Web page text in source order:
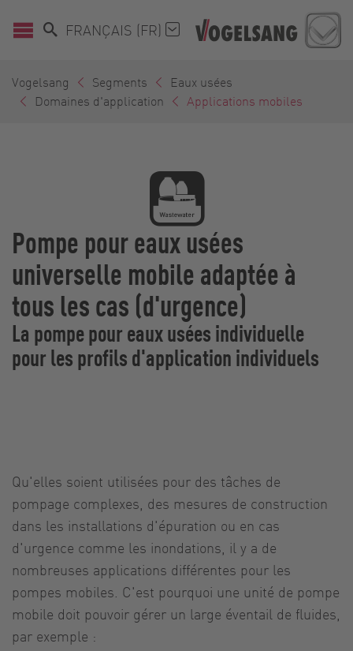
FRANÇAIS (FR)
Vogelsang Segments
Eaux usées
Domaines d'application
Applications mobiles
Pompe pour eaux usées
universelle mobile adaptée à
tous les cas (d'urgence)
La pompe pour eaux usées individuelle
pour les profils d'application individuels
Qu'elles soient utilisées pour des tâches de
pompage complexes, des mesures de construction
dans les installations d'épuration ou en cas
d'urgence comme les inondations, il y a de
nombreuses applications différentes pour les
pompes mobiles. C'est pourquoi une unité de pompe
mobile doit pouvoir gérer un large éventail de fluides,
par exemple :